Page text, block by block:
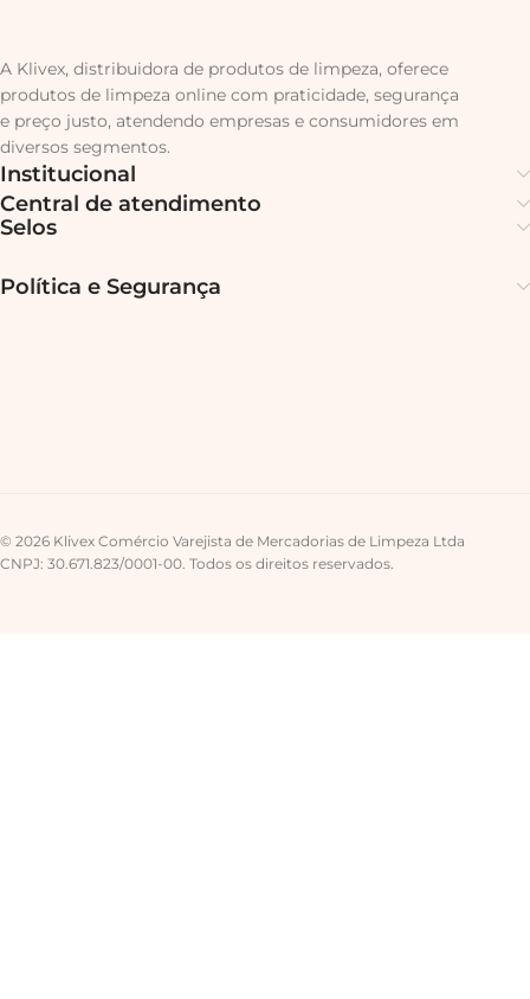
A Klivex, distribuidora de produtos de limpeza, oferece
produtos de limpeza online com praticidade, segurança
e preço justo, atendendo empresas e consumidores em
diversos segmentos.
Institucional
Central de atendimento
Selos
Política e Segurança
© 2026 Klivex Comércio Varejista de Mercadorias de Limpeza Ltda
CNPJ: 30.671.823/0001-00. Todos os direitos reservados.